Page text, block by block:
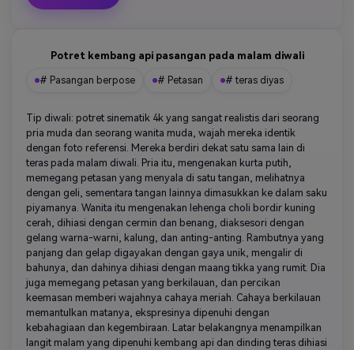
Potret kembang api pasangan pada malam diwali
# Pasangan berpose # Petasan # teras diyas
Tip diwali: potret sinematik 4k yang sangat realistis dari seorang
pria muda dan seorang wanita muda, wajah mereka identik
dengan foto referensi. Mereka berdiri dekat satu sama lain di
teras pada malam diwali. Pria itu, mengenakan kurta putih,
memegang petasan yang menyala di satu tangan, melihatnya
dengan geli, sementara tangan lainnya dimasukkan ke dalam saku
piyamanya. Wanita itu mengenakan lehenga choli bordir kuning
cerah, dihiasi dengan cermin dan benang, diaksesori dengan
gelang warna-warni, kalung, dan anting-anting. Rambutnya yang
panjang dan gelap digayakan dengan gaya unik, mengalir di
bahunya, dan dahinya dihiasi dengan maang tikka yang rumit. Dia
juga memegang petasan yang berkilauan, dan percikan
keemasan memberi wajahnya cahaya meriah. Cahaya berkilauan
memantulkan matanya, ekspresinya dipenuhi dengan
kebahagiaan dan kegembiraan. Latar belakangnya menampilkan
langit malam yang dipenuhi kembang api dan dinding teras dihiasi